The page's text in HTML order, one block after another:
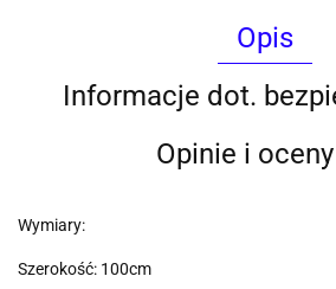
Opis
Informacje dot.
Opinie i
Wymiary:
Szerokość: 100cm